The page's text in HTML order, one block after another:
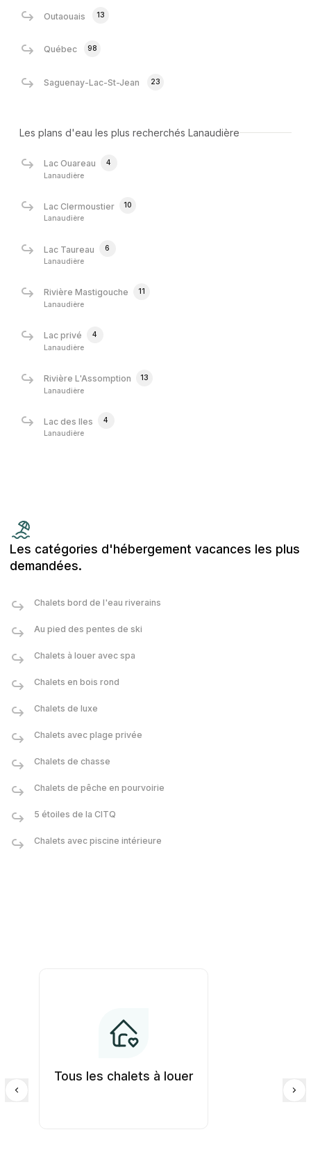
Outaouais 13
Québec 98
Saguenay-Lac-St-Jean 23
Les plans d'eau les plus recherchés Lanaudière
Lac Ouareau
4
Lanaudière
Lac Clermoustier
10
Lanaudière
Lac Taureau
6
Lanaudière
Rivière Mastigouche
11
Lanaudière
Lac privé
4
Lanaudière
Rivière L'Assomption
13
Lanaudière
Lac des Iles
4
Lanaudière
Les catégories d'hébergement vacances les plus
demandées.
Chalets bord de l'eau riverains
Au pied des pentes de ski
Chalets à louer avec spa
Chalets en bois rond
Chalets de luxe
Chalets avec plage privée
Chalets de chasse
Chalets de pêche en pourvoirie
5 étoiles de la CITQ
Chalets avec piscine intérieure
Tous les chalets à louer